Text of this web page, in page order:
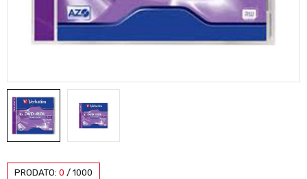
PRODATO: 0 / 1000